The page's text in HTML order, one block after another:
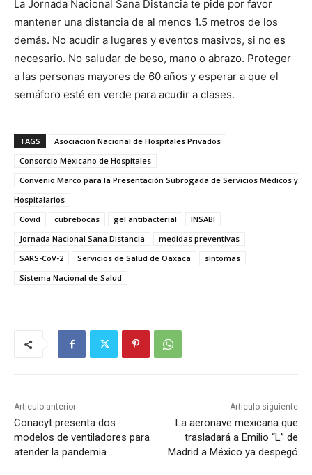
La Jornada Nacional Sana Distancia te pide por favor
mantener una distancia de al menos 1.5 metros de los
demás. No acudir a lugares y eventos masivos, si no es
necesario. No saludar de beso, mano o abrazo. Proteger
a las personas mayores de 60 años y esperar a que el
semáforo esté en verde para acudir a clases.
TAGS
Asociación Nacional de Hospitales Privados
Consorcio Mexicano de Hospitales
Convenio Marco para la Presentación Subrogada de Servicios Médicos y
Hospitalarios
Covid
cubrebocas gel antibacterial
INSABI
Jornada Nacional Sana Distancia
medidas preventivas
SARS-CoV-2
Servicios de Salud de Oaxaca
síntomas
Sistema Nacional de Salud
Artículo anterior
Conacyt presenta dos
modelos de ventiladores para
atender la pandemia
Artículo siguiente
La aeronave mexicana que
trasladará a Emilio “L” de
Madrid a México ya despegó